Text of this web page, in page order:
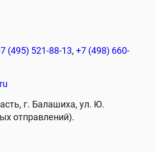
(495) 521-88-13, +7 (498) 660-
г. Балашиха, ул. Ю.
отправлений).